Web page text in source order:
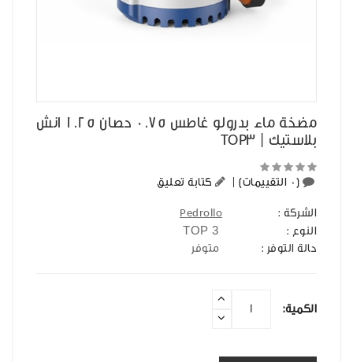
مضخة ماء بدرولو غاطس 0.75 حصان 1.25 انش
بلاستيك | TOP3
(0 التقييمات) كتابة تعليق
الشركة :
Pedrollo
النوع :
حالة التوفر : متوفر
الكمية: